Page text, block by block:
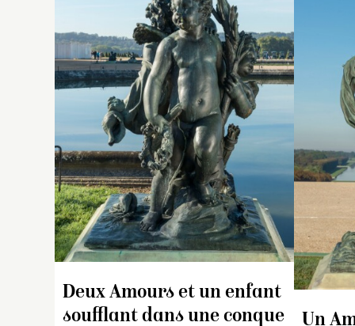
Deux Amours et un enfant
soufflant dans une conque
Un